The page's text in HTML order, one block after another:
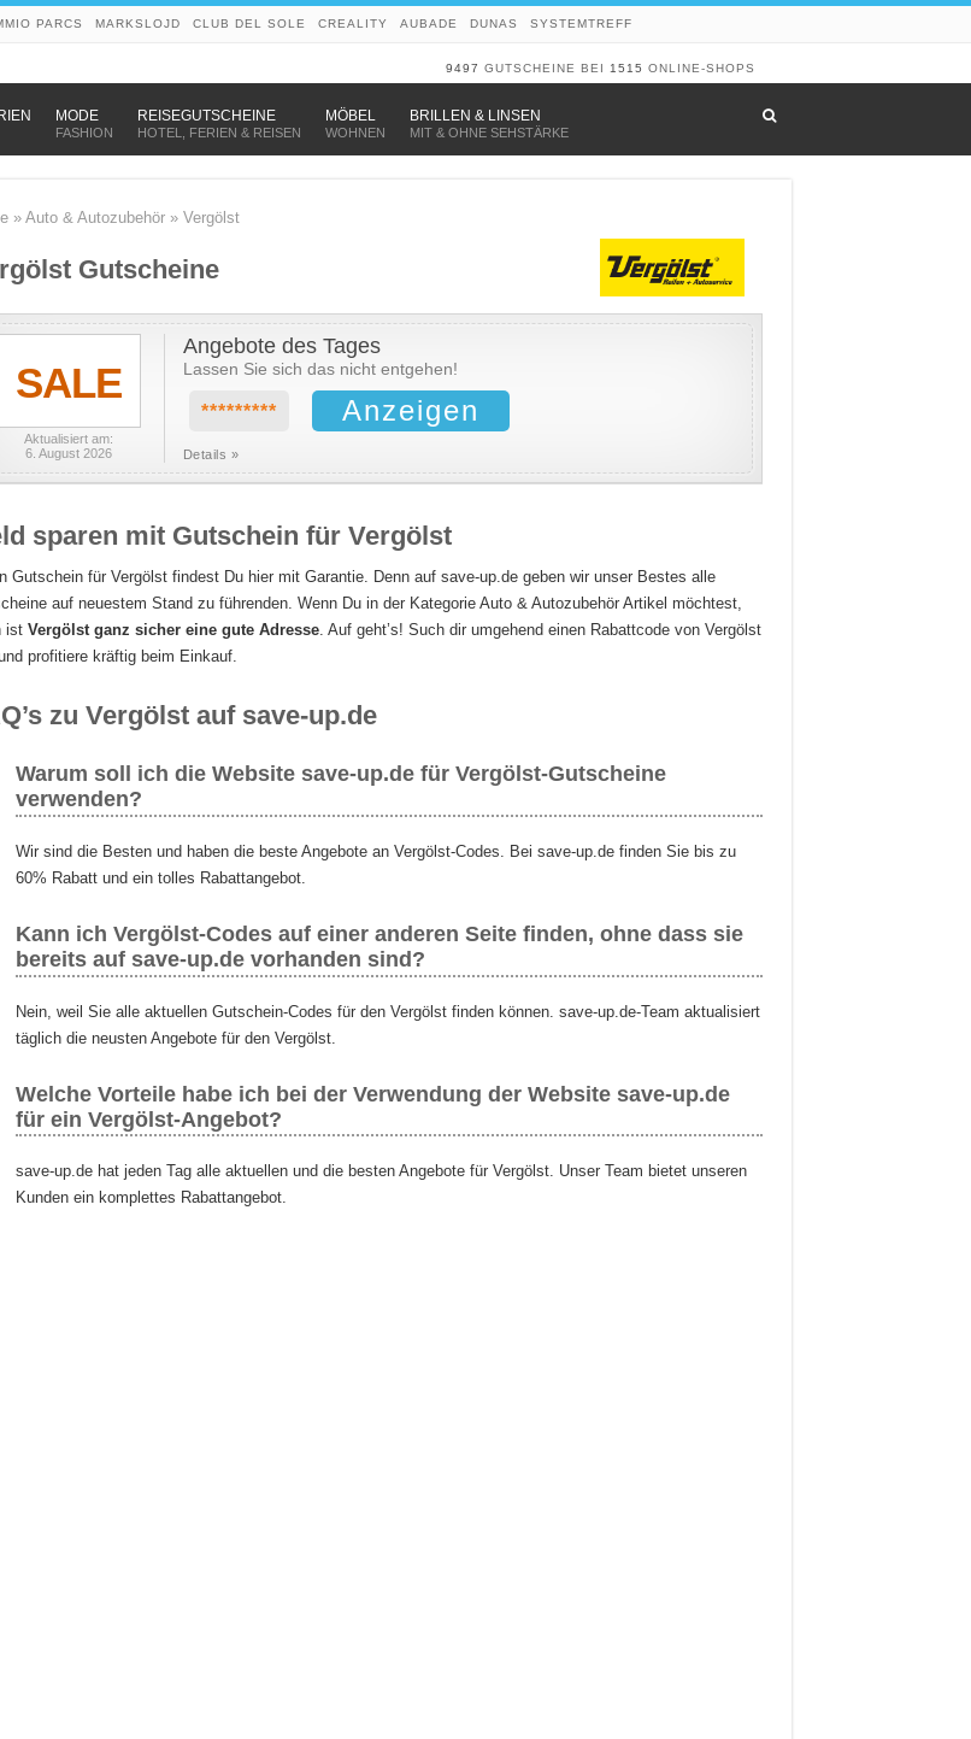
PARCS MARKSLOJD CLUB DEL SOLE CREALITY AUBADE DUNAS SYSTEMTREFF
9497 GUTSCHEINE BEI 1515 ONLINE-SHOPS
MODE–
FASHION
REISEGUTSCHEINE–
HOTEL, FERIEN & REISEN
MÖBEL –
WOHNEN
BRILLEN & LINSEN
MIT & OHNE SEHSTÄRKE
» Auto & Autozubehör» Vergölst
Gutscheine
SALE
Aktualisiert am:
6. August 2026
Angebote des Tages
Lassen Sie sich das nicht entgehen!
********* Anzeigen
Details »
sparen mit Gutschein für Vergölst
Gutschein für Vergölst findest Du hier mit Garantie. Denn auf save-up.de geben wir unser Bestes alle
auf neuestem Stand zu führenden. Wenn Du in der Kategorie Auto & Autozubehör Artikel möchtest,
ist Vergölst ganz sicher eine gute Adresse. Auf geht’s! Such dir umgehend einen Rabattcode von Vergölst
profitiere kräftig beim Einkauf.
zu Vergölst auf save-up.de
Warum soll ich die Website save-up.de für Vergölst-Gutscheine
verwenden?
Wir sind die Besten und haben die beste Angebote an Vergölst-Codes. Bei save-up.de finden Sie bis zu
60% Rabatt und ein tolles Rabattangebot.
Kann ich Vergölst-Codes auf einer anderen Seite finden, ohne dass sie
bereits auf save-up.de vorhanden sind?
Nein, weil Sie alle aktuellen Gutschein-Codes für den Vergölst finden können. save-up.de-Team aktualisiert
täglich die neusten Angebote für den Vergölst.
Welche Vorteile habe ich bei der Verwendung der Website save-up.de
für ein Vergölst-Angebot?
save-up.de hat jeden Tag alle aktuellen und die besten Angebote für Vergölst. Unser Team bietet unseren
Kunden ein komplettes Rabattangebot.